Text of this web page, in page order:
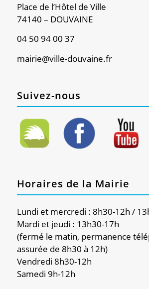
Place de l’Hôtel de Ville
74140 – DOUVAINE
04 50 94 00 37
mairie@ville-douvaine.fr
Suivez-nous
Horaires de la Mairie
Lundi et mercredi : 8h30-12h /
Mardi et jeudi : 13h30-17h
(fermé le matin, permanence
assurée de 8h30 à 12h)
Vendredi 8h30-12h
Samedi 9h-12h